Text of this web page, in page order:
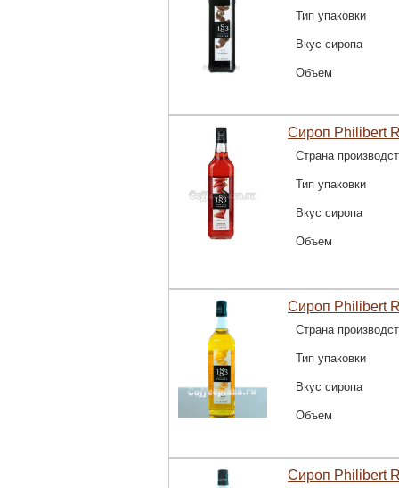
Тип упаковки
Вкус сиропа
Объем
Сироп Philibert
Страна
Тип упаковки
Вкус сиропа
Объем
Сироп Philibert
Страна
Тип упаковки
Вкус сиропа
Объем
Сироп Philibert